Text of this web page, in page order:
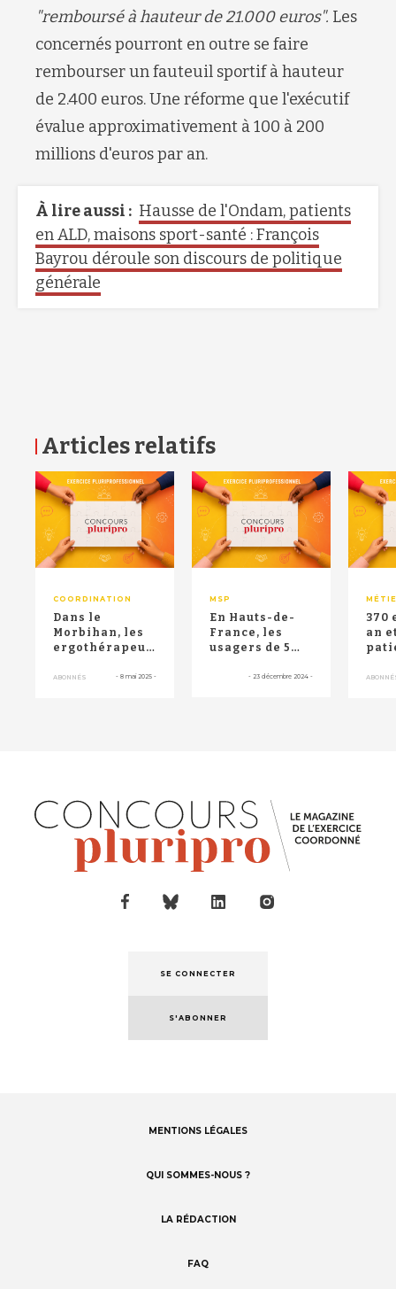
"remboursé à hauteur de 21.000 euros". Les
concernés pourront en outre se faire
rembourser un fauteuil sportif à hauteur
de 2.400 euros. Une réforme que l'exécutif
évalue approximativement à 100 à 200
millions d'euros par an.
À lire aussi : Hausse de l'Ondam, patients
en ALD, maisons sport-santé : François
Bayrou déroule son discours de politique
générale
Articles relatifs
COORDINATION
Dans le
Morbihan, les
ergothérapeutes
maisons de
ABONNÉS - 8 mai 2025 -
MSP
En Hauts-de-
France, les
usagers de 5
- 23 décembre 2024 -
370
an
RETOUR HAUT DE PAGE
SE CONNECTER
S'ABONNER
MENTIONS LÉGALES
QUI SOMMES-NOUS ?
LA RÉDACTION
FAQ